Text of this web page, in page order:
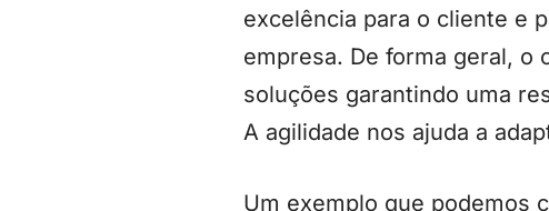
excelência para o cliente e
empresa. De forma geral, o
soluções garantindo uma
A agilidade nos ajuda a
Um exemplo que podemos